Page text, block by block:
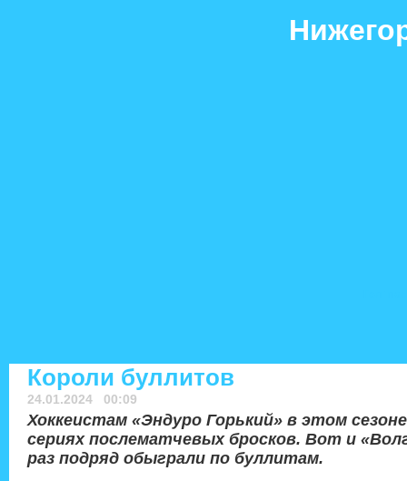
Короли буллитов
24.01.2024 00:09
Хоккеистам «Эндуро Горький» в этом
сериях послематчевых бросков. Вот и
раз подряд обыграли по буллитам.